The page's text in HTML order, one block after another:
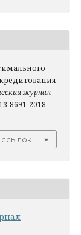
журнал
8691-2018-